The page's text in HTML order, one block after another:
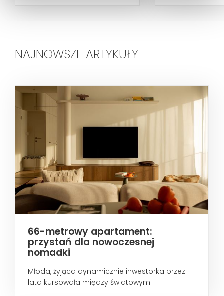
NAJNOWSZE ARTYKUŁY
66-metrowy apartament:
przystań dla nowoczesnej
nomadki
Młoda, żyjąca dynamicznie inwestorka przez
lata kursowała między światowymi